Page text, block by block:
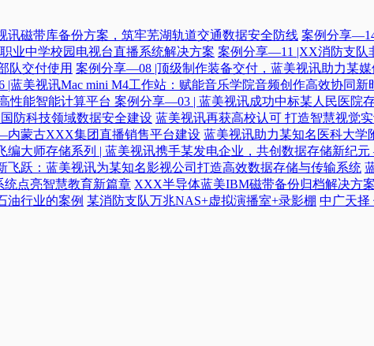
讯磁带库备份方案，筑牢芜湖轨道交通数据安全防线 案例分享
业中学校园电视台直播系统解决方案 案例分享—11 |XX消防支队
队交付使用 案例分享—08 |顶级制作装备交付，蓝美视讯助力某
|蓝美视讯Mac mini M4工作站：赋能音乐学院音频创作高效协同新
性能智能计算平台​ 案例分享—03 | 蓝美视讯成功中标某人民医院
防科技领域数据安全建设 蓝美视讯再获高校认可 打造智慧视觉
蒙古XXX集团直播销售平台建设 蓝美视讯助力某知名医科大学
编大师存储系列 | 蓝美视讯携手某发电企业，共创数据存储新纪
飞跃：蓝美视讯为某知名影视公司打造高效数据存储与传输系统
点亮智慧教育新篇章 XXX半导体蓝美IBM磁带备份归档解决方案
油行业的案例 某消防支队万兆NAS+虚拟演播室+录影棚 中广天择